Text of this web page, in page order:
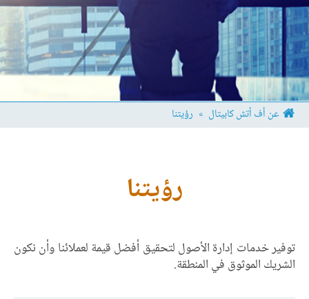
عن أف أتش كابيتال » رؤيتنا
رؤيتنا
توفير خدمات إدارة الأصول لتحقيق أفضل قيمة لعملائنا وأن نكون
الشريك الموثوق في المنطقة.